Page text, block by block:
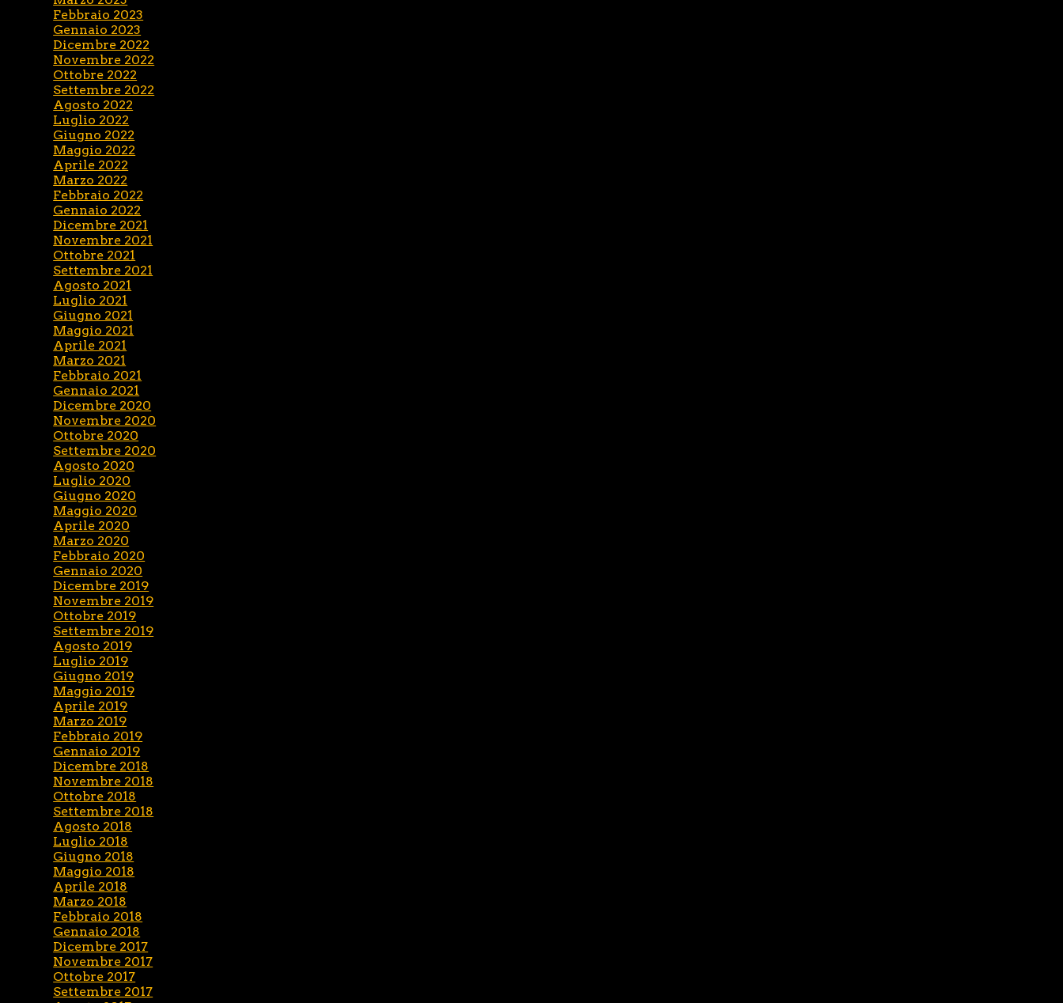
Febbraio 2023
Gennaio 2023
Dicembre 2022
Novembre 2022
Ottobre 2022
Settembre 2022
Agosto 2022
Luglio 2022
Giugno 2022
Maggio 2022
Aprile 2022
Marzo 2022
Febbraio 2022
Gennaio 2022
Dicembre 2021
Novembre 2021
Ottobre 2021
Settembre 2021
Agosto 2021
Luglio 2021
Giugno 2021
Maggio 2021
Aprile 2021
Marzo 2021
Febbraio 2021
Gennaio 2021
Dicembre 2020
Novembre 2020
Ottobre 2020
Settembre 2020
Agosto 2020
Luglio 2020
Giugno 2020
Maggio 2020
Aprile 2020
Marzo 2020
Febbraio 2020
Gennaio 2020
Dicembre 2019
Novembre 2019
Ottobre 2019
Settembre 2019
Agosto 2019
Luglio 2019
Giugno 2019
Maggio 2019
Aprile 2019
Marzo 2019
Febbraio 2019
Gennaio 2019
Dicembre 2018
Novembre 2018
Ottobre 2018
Settembre 2018
Agosto 2018
Luglio 2018
Giugno 2018
Maggio 2018
Aprile 2018
Marzo 2018
Febbraio 2018
Gennaio 2018
Dicembre 2017
Novembre 2017
Ottobre 2017
Settembre 2017